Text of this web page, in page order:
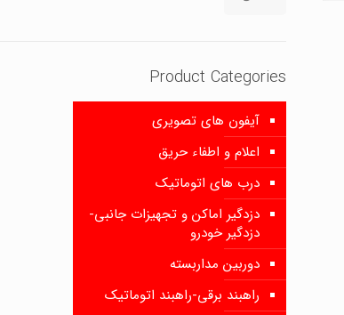
Product Categories
آیفون های تصویری
اعلام و اطفاء حریق
درب های اتوماتیک
دزدگیر اماکن و تجهیزات جانبی-
دزدگیر خودرو
دوربین مداربسته
راهبند برقی-راهبند اتوماتیک